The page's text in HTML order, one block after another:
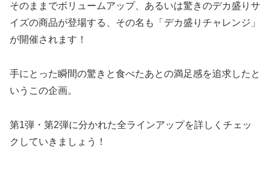
そのままでボリュームアップ、あるいは驚きのデカ盛りサ
イズの商品が登場する、その名も「デカ盛りチャレンジ」
が開催されます！
手にとった瞬間の驚きと食べたあとの満足感を追求したと
いうこの企画。
第1弾・第2弾に分かれた全ラインアップを詳しくチェッ
クしていきましょう！